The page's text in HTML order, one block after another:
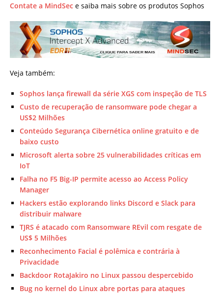
Contate a MindSec e saiba mais sobre os produtos Sophos
Veja também:
Sophos lança firewall da série XGS com inspeção de TLS
Custo de recuperação de ransomware pode chegar a
US$2 Milhões
Conteúdo Segurança Cibernética online gratuito e de
baixo custo
Microsoft alerta sobre 25 vulnerabilidades críticas em
IoT
Falha no F5 Big-IP permite acesso ao Access Policy
Manager
Hackers estão explorando links Discord e Slack para
distribuir malware
TJRS é atacado com Ransomware REvil com resgate de
US$ 5 Milhões
Reconhecimento Facial é polêmica e contrária à
Privacidade
Backdoor RotaJakiro no Linux passou despercebido
Bug no kernel do Linux abre portas para ataques